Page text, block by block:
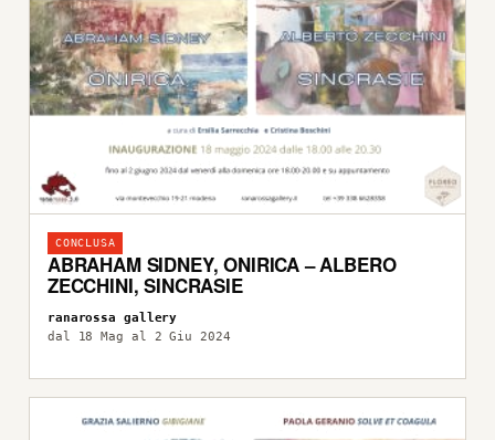
CONCLUSA
ABRAHAM SIDNEY, ONIRICA – ALBERO
ZECCHINI, SINCRASIE
ranarossa gallery
dal 18 Mag al 2 Giu 2024